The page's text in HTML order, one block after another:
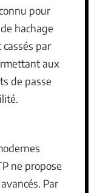
pour
hachage
par
aux
de passe
ne propose
Par